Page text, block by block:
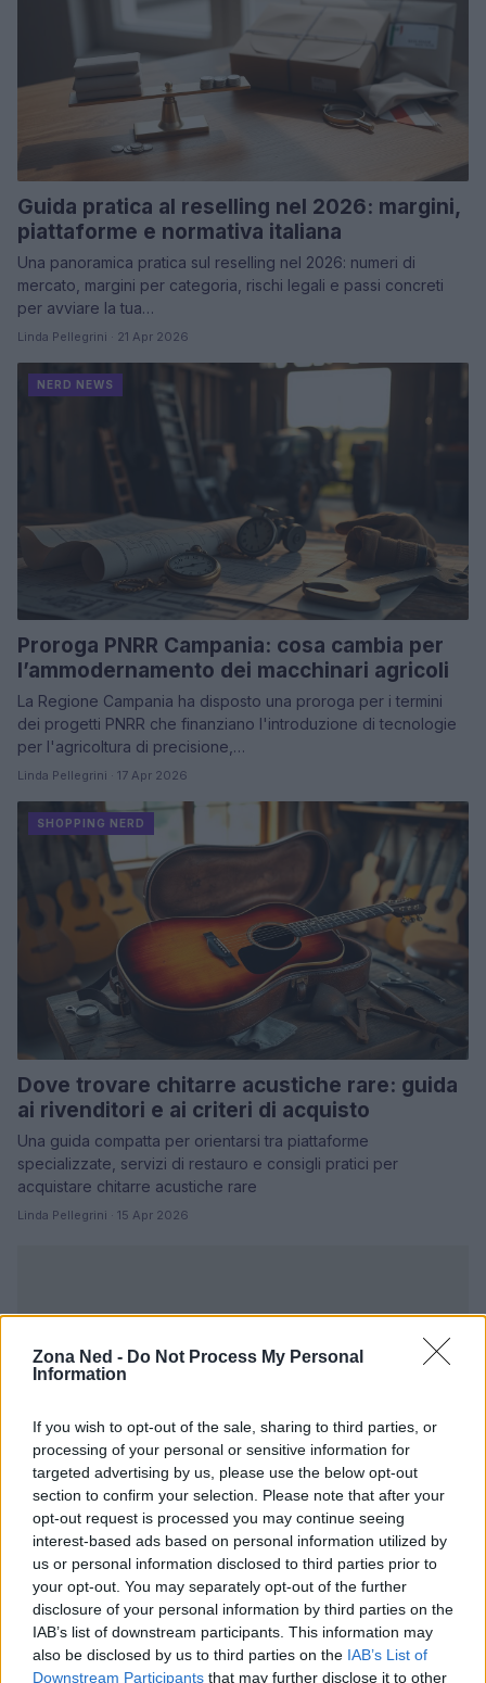
Zona Ned - Do Not Process My Personal
Information
If you wish to opt-out of the sale, sharing to third parties, or
processing of your personal or sensitive information for
targeted advertising by us, please use the below opt-out
section to confirm your selection. Please note that after your
opt-out request is processed you may continue seeing
interest-based ads based on personal information utilized by
us or personal information disclosed to third parties prior to
your opt-out. You may separately opt-out of the further
disclosure of your personal information by third parties on the
IAB’s list of downstream participants. This information may
also be disclosed by us to third parties on the IAB’s List of
Downstream Participants that may further disclose it to other
Guida pratica al reselling nel 2026: margini,
piattaforme e normativa italiana
Una panoramica pratica sul reselling nel 2026: numeri di
mercato, margini per categoria, rischi legali e passi concreti
per avviare la tua…
Linda Pellegrini · 21 Apr 2026
NERD NEWS
Proroga PNRR Campania: cosa cambia per
l’ammodernamento dei macchinari agricoli
La Regione Campania ha disposto una proroga per i termini
dei progetti PNRR che finanziano l'introduzione di tecnologie
per l'agricoltura di precisione,…
Linda Pellegrini · 17 Apr 2026
SHOPPING NERD
Dove trovare chitarre acustiche rare: guida
ai rivenditori e ai criteri di acquisto
Una guida compatta per orientarsi tra piattaforme
specializzate, servizi di restauro e consigli pratici per
acquistare chitarre acustiche rare
Linda Pellegrini · 15 Apr 2026
PIÙ LETTI
1
Il mercato dell’intelligenza artificiale in Italia nel 2024: